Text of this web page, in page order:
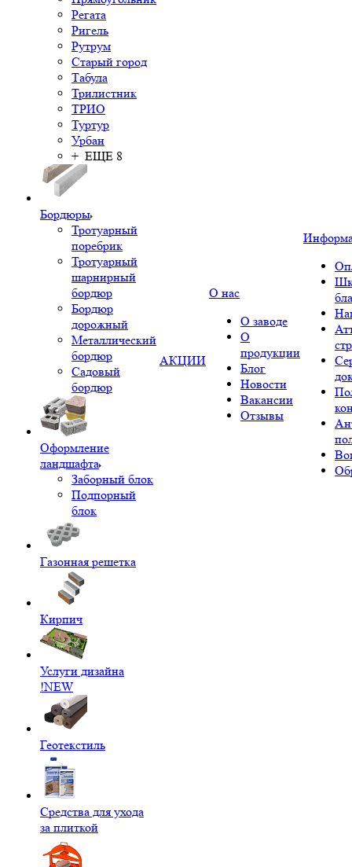
Регата
Ригель
Рутрум
Старый город
Табула
Трилистник
ТРИО
Туртур
Урбан
+ ЕЩЕ 8
Бордюры
Тротуарный
поребрик
Тротуарный
шарнирный
бордюр
Бордюр
дорожный
Металлический
бордюр
Садовый
бордюр
Оформление
ландшафта
Заборный блок
Подпорный
блок
Газонная решетка
Кирпич
Услуги дизайна
!NEW
Геотекстиль
Средства для ухода
за плиткой
АКЦИИ
О нас
О заводе
О
продукции
Блог
Новости
Вакансии
Отзывы